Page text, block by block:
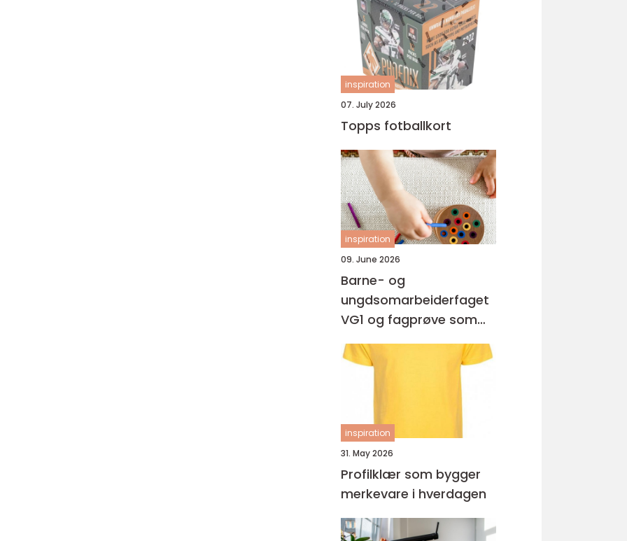
inspiration
07. July 2026
Topps fotballkort
inspiration
09. June 2026
Barne- og
ungdsomarbeiderfaget
VG1 og fagprøve som
barne- og
ungdomsarbeider –
inspiration
31. May 2026
Profilklær som bygger
merkevare i hverdagen